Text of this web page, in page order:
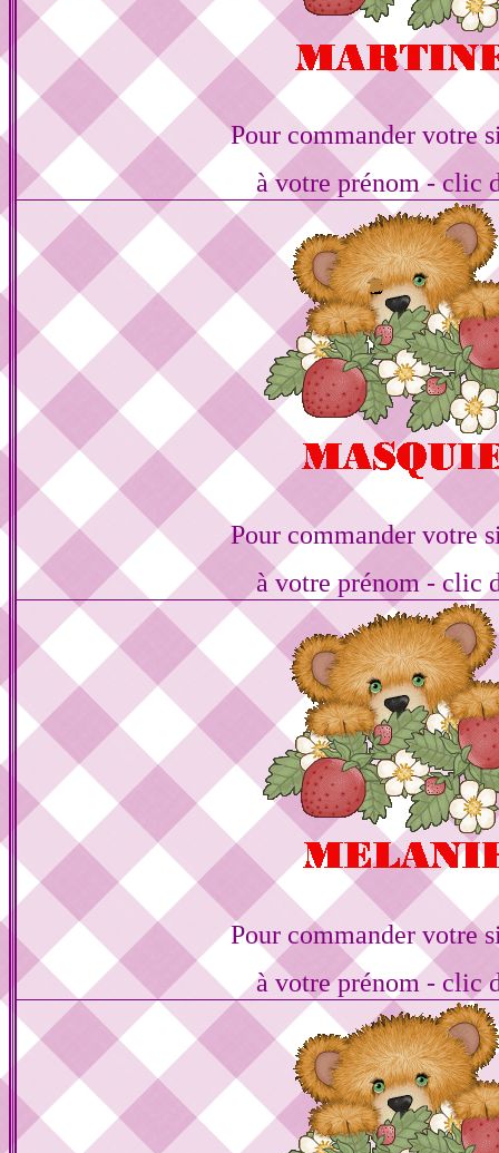
Pour commander votre
à votre prénom - clic
Pour commander votre
à votre prénom - clic
Pour commander votre
à votre prénom - clic